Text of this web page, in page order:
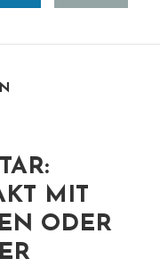
MIT
ODER